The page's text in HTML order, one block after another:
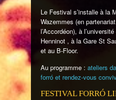
Le Festival s’installe à la
Wazemmes (en
l’Accordéon), à
Henninot , à la Gare St
et au B-Floor.
Au programme : ateliers
forró et rendez-vous
FESTIVAL FORRÓ